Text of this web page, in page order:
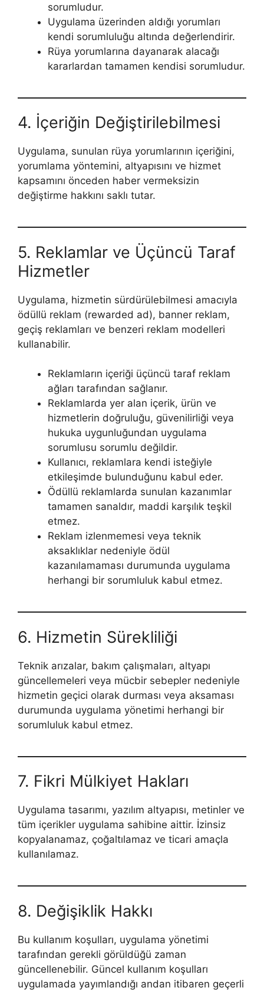
sorumludur.
Uygulama üzerinden aldığı yorumları
kendi sorumluluğu altında değerlendirir.
Rüya yorumlarına dayanarak alacağı
kararlardan tamamen kendisi sorumludur.
4. İçeriğin Değiştirilebilmesi
Uygulama, sunulan rüya yorumlarının içeriğini,
yorumlama yöntemini, altyapısını ve hizmet
kapsamını önceden haber vermeksizin
değiştirme hakkını saklı tutar.
5. Reklamlar ve Üçüncü Taraf
Hizmetler
Uygulama, hizmetin sürdürülebilmesi amacıyla
ödüllü reklam (rewarded ad), banner reklam,
geçiş reklamları ve benzeri reklam modelleri
kullanabilir.
Reklamların içeriği üçüncü taraf reklam
ağları tarafından sağlanır.
Reklamlarda yer alan içerik, ürün ve
hizmetlerin doğruluğu, güvenilirliği veya
hukuka uygunluğundan uygulama
sorumlusu sorumlu değildir.
Kullanıcı, reklamlara kendi isteğiyle
etkileşimde bulunduğunu kabul eder.
Ödüllü reklamlarda sunulan kazanımlar
tamamen sanaldır, maddi karşılık teşkil
etmez.
Reklam izlenmemesi veya teknik
aksaklıklar nedeniyle ödül
kazanılamaması durumunda uygulama
herhangi bir sorumluluk kabul etmez.
6. Hizmetin Sürekliliği
Teknik arızalar, bakım çalışmaları, altyapı
güncellemeleri veya mücbir sebepler nedeniyle
hizmetin geçici olarak durması veya aksaması
durumunda uygulama yönetimi herhangi bir
sorumluluk kabul etmez.
7. Fikri Mülkiyet Hakları
Uygulama tasarımı, yazılım altyapısı, metinler ve
tüm içerikler uygulama sahibine aittir. İzinsiz
kopyalanamaz, çoğaltılamaz ve ticari amaçla
kullanılamaz.
8. Değişiklik Hakkı
Bu kullanım koşulları, uygulama yönetimi
tarafından gerekli görüldüğü zaman
güncellenebilir. Güncel kullanım koşulları
uygulamada yayımlandığı andan itibaren geçerli